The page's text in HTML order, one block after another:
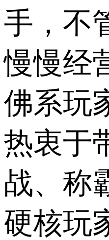
手，不
慢慢经
佛系玩
热衷于
战、称
硬核玩